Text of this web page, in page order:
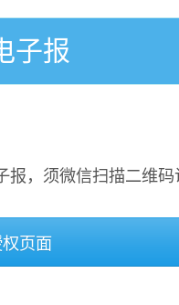
子报
报，须微信扫描二维
页面